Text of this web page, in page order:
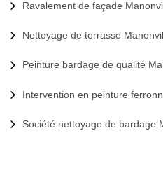
Ravalement de façade
Nettoyage de terrasse
Peinture bardage de qualité
Intervention en peinture
Société nettoyage de bardage